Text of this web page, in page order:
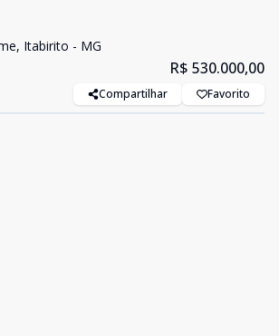
Itabirito - MG
R$ 530.000,00
Compartilhar Favorito